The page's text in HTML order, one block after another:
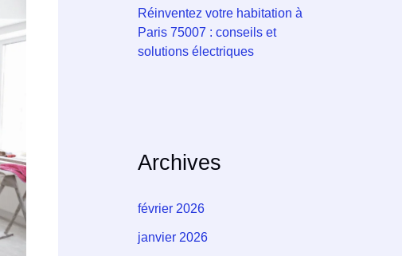
Réinventez votre habitation à
Paris 75007 : conseils et
solutions électriques
Archives
février 2026
janvier 2026